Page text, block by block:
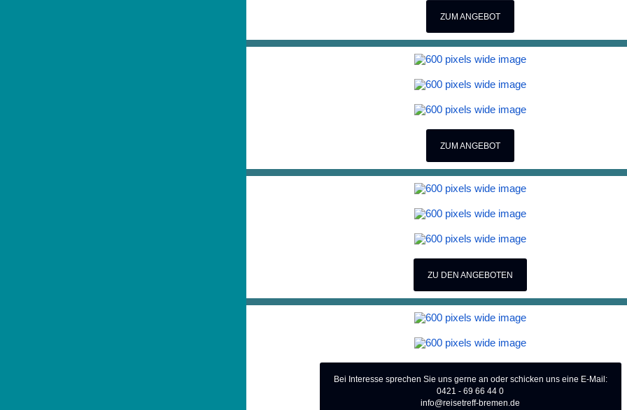
ZUM ANGEBOT
ZUM ANGEBOT
ZU DEN ANGEBOTEN
Bei Interesse sprechen Sie uns gerne an oder schicken uns eine E-Mail:
0421 - 69 66 44 0
info@reisetreff-bremen.de